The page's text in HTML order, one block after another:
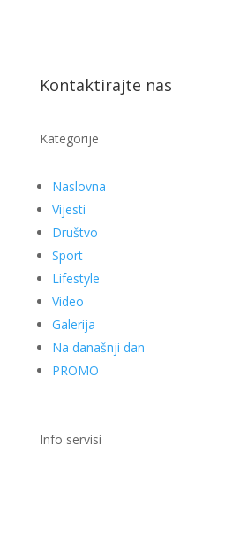
Kontaktirajte nas
Kategorije
Naslovna
Vijesti
Društvo
Sport
Lifestyle
Video
Galerija
Na današnji dan
PROMO
Info servisi